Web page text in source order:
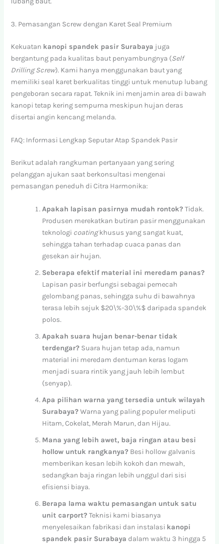
3. Pemasangan Screw dengan Karet Seal Premium
Kekuatan kanopi spandek pasir Surabaya juga
bergantung pada kualitas baut penyambungnya (Self
Drilling Screw). Kami hanya menggunakan baut yang
memiliki seal karet berkualitas tinggi untuk menutup lubang
pengeboran secara rapat. Teknik ini menjamin area di bawah
kanopi tetap kering sempurna meskipun hujan deras
disertai angin kencang melanda.
FAQ: Informasi Lengkap Seputar Atap Spandek Pasir
Berikut adalah rangkuman pertanyaan yang sering
pelanggan ajukan saat berkonsultasi mengenai
pemasangan peneduh di Citra Harmonika:
Apakah lapisan pasirnya mudah rontok? Tidak.
Produsen merekatkan butiran pasir menggunakan
teknologi coatingkhusus yang sangat kuat,
sehingga tahan terhadap cuaca panas dan
gesekan air hujan.
Seberapa efektif material ini meredam panas?
Lapisan pasir berfungsi sebagai pemecah
gelombang panas, sehingga suhu di bawahnya
terasa lebih sejuk $20\%-30\%$ daripada spandek
polos.
Apakah suara hujan benar-benar tidak
terdengar? Suara hujan tetap ada, namun
material ini meredam dentuman keras logam
menjadi suara rintik yang jauh lebih lembut
(senyap).
Apa pilihan warna yang tersedia untuk wilayah
Surabaya? Warna yang paling populer meliputi
Hitam, Cokelat, Merah Marun, dan Hijau.
Mana yang lebih awet, baja ringan atau besi
hollow untuk rangkanya? Besi hollow galvanis
memberikan kesan lebih kokoh dan mewah,
sedangkan baja ringan lebih unggul dari sisi
efisiensi biaya.
Berapa lama waktu pemasangan untuk satu
unit carport? Teknisi kami biasanya
menyelesaikan fabrikasi dan instalasi kanopi
spandek pasir Surabaya dalam waktu 3 hingga 5